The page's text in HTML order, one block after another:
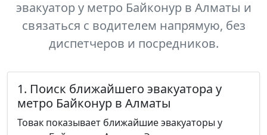
эвакуатор у метро Байконур в Алматы и
связаться с водителем напрямую, без
диспетчеров и посредников.
1. Поиск ближайшего эвакуатора у
метро Байконур в Алматы
Товак показывает ближайшие эвакуаторы у